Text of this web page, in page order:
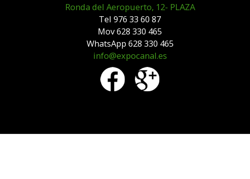
Ronda del Aeropuerto, 12- PLAZA
Tel 976 33 60 87
Mov 628 330 465
WhatsApp 628 330 465
info@expocanal.es